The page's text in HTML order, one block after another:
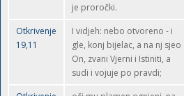
je proročki.
Otkrivenje
19,11
I vidjeh: nebo otvoreno - i
gle, konj bijelac, a na nj sjeo
On, zvani Vjerni i Istiniti, a
sudi i vojuje po pravdi;